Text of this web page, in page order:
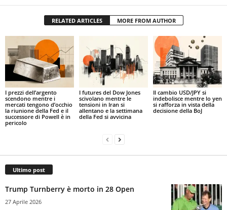
RELATED ARTICLES MORE FROM AUTHOR
I prezzi dell’argento
scendono mentre i
mercati tengono d’occhio
la riunione della Fed e il
successore di Powell è in
pericolo
I futures del Dow Jones
scivolano mentre le
tensioni in Iran si
allentano e la settimana
della Fed si avvicina
Il cambio USD/JPY si
indebolisce mentre lo yen
si rafforza in vista della
decisione della BoJ
Ultimo post
Trump Turnberry è morto in 28 Open
27 Aprile 2026